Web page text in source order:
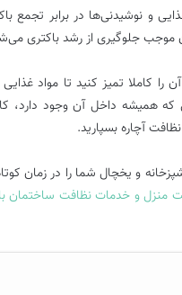
و نوشیدنی‌ها در برابر تجمع
جلوگیری از رشد باکتری
کاملا تمیز کنید تا مواد
که همیشه داخل آن وجود
آچاره بسپارید.
و یخچال شما را در زمان
منزل و خدمات نظافت ساختمان